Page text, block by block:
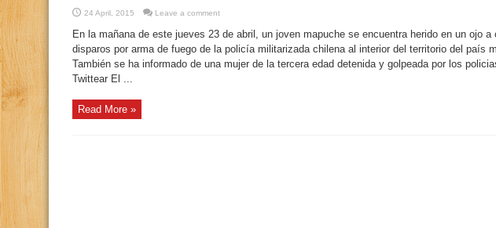
24 April, 2015 Leave a comment
En la mañana de este jueves 23 de abril, un joven mapuche se encuentra herido en un ojo a
disparos por arma de fuego de la policía militarizada chilena al interior del territorio del país
También se ha informado de una mujer de la tercera edad detenida y golpeada por los
Twittear El ...
Read More »